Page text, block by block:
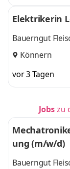
Elektrikerin
Bauerngut
Könnern
vor 3 Tagen
Jobszu
ung (m/w/d)
Bauerngut